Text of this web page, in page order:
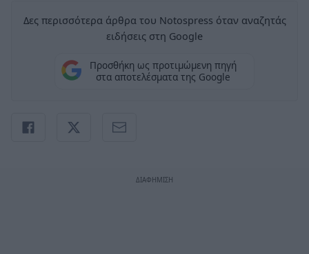
Δες περισσότερα άρθρα του Notospress όταν αναζητάς
ειδήσεις στη Google
Προσθήκη ως προτιμώμενη πηγή
στα αποτελέσματα της Google